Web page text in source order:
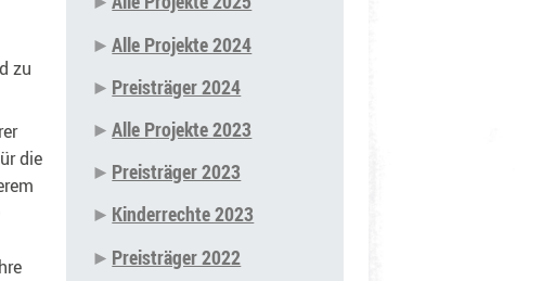
zu
die
Alle Projekte 2024
Preisträger 2024
Alle Projekte 2023
Preisträger 2023
Kinderrechte 2023
Preisträger 2022